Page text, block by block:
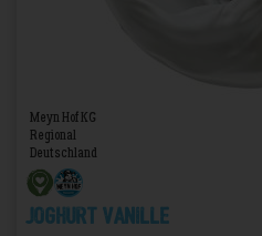
Meyn Hof KG
Regional
Deutschland
Joghurt Vanille